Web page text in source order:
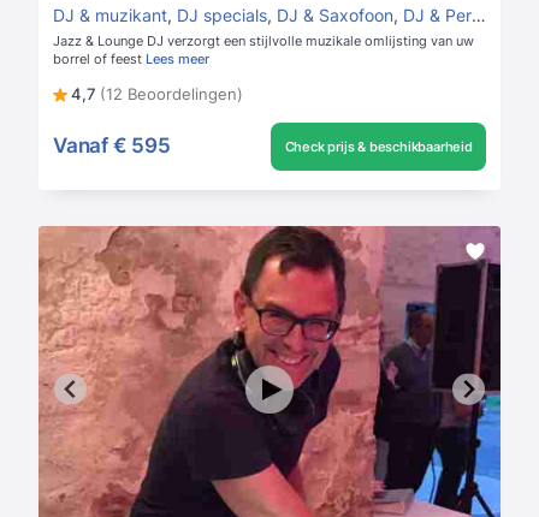
DJ & muzikant, DJ specials, DJ & Saxofoon, DJ & Percussie
Jazz & Lounge DJ verzorgt een stijlvolle muzikale omlijsting van uw
borrel of feest Lees meer
4,7 (12 Beoordelingen)
Vanaf € 595 Check prijs & beschikbaarheid